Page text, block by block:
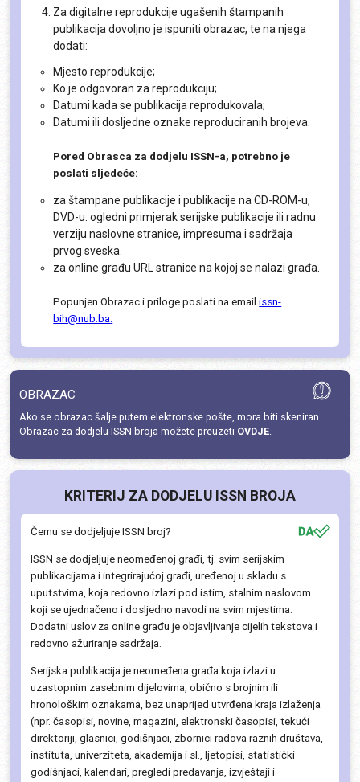
Za digitalne reprodukcije ugašenih štampanih
publikacija dovoljno je ispuniti obrazac, te na njega
dodati:
Mjesto reprodukcije;
Ko je odgovoran za reprodukciju;
Datumi kada se publikacija reprodukovala;
Datumi ili dosljedne oznake reproduciranih brojeva.
Pored Obrasca za dodjelu ISSN-a, potrebno je
poslati sljedeće:
za štampane publikacije i publikacije na CD-ROM-u,
DVD-u: ogledni primjerak serijske publikacije ili radnu
verziju naslovne stranice, impresuma i sadržaja
prvog sveska.
za online građu URL stranice na kojoj se nalazi građa.
Popunjen Obrazac i priloge poslati na emailissn-
bih@nub.ba
OBRAZAC
Ako se obrazac šalje putem elektronske pošte, mora biti skeniran.
Obrazac za dodjelu ISSN broja možete preuzeti OVDJE.
KRITERIJ ZA DODJELU ISSN BROJA
Čemu se dodjeljuje ISSN broj?
ISSN se dodjeljuje neomeđenoj građi, tj. svim serijskim
publikacijama i integrirajućoj građi, uređenoj u skladu s
uputstvima, koja redovno izlazi pod istim, stalnim naslovom
koji se ujednačeno i dosljedno navodi na svim mjestima.
Dodatni uslov za online građu je objavljivanje cijelih tekstova i
redovno ažuriranje sadržaja.
Serijska publikacija je neomeđena građa koja izlazi u
uzastopnim zasebnim dijelovima, obično s brojnim ili
hronološkim oznakama, bez unaprijed utvrđena kraja izlaženja
(npr. časopisi, novine, magazini, elektronski časopisi, tekući
direktoriji, glasnici, godišnjaci, zbornici radova raznih društava,
instituta, univerziteta, akademija i sl., ljetopisi, statistički
godišnjaci, kalendari, pregledi predavanja, izvještaji i